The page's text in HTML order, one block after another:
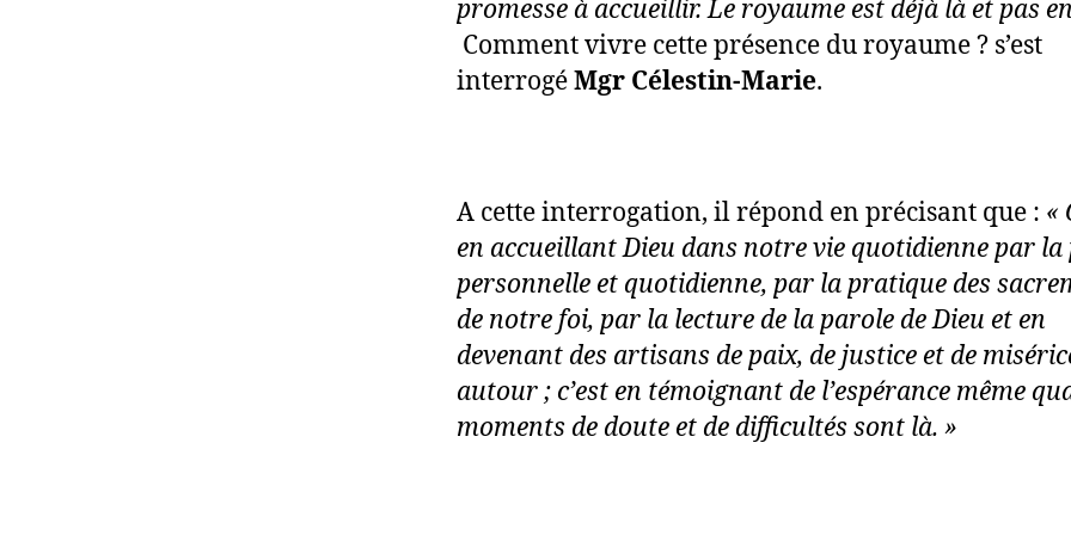
promesse à accueillir. Le royaume est déjà là et pas
Comment vivre cette présence du royaume ? s’est
interrogéMgr Célestin-Marie.
A cette interrogation, il répond en précisant que : «
en accueillant Dieu dans notre vie quotidienne par
personnelle et quotidienne, par la pratique des
de notre foi, par la lecture de la parole de Dieu et en
devenant des artisans de paix, de justice et de
autour ; c’est en témoignant de l’espérance même
moments de doute et de difficultés sont là. »